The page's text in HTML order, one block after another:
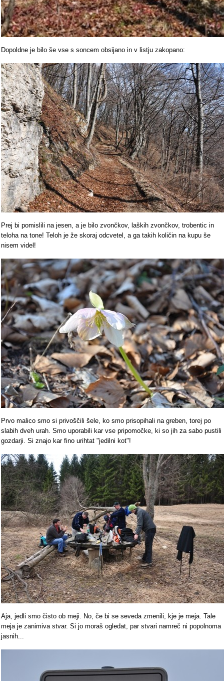
Dopoldne je bilo še vse s soncem obsijano in v listju zakopano:
Prej bi pomislili na jesen, a je bilo zvončkov, laških zvončkov, trobentic in
teloha na tone! Teloh je že skoraj odcvetel, a ga takih količin na kupu še
nisem videl!
Prvo malico smo si privoščili šele, ko smo prisopihali na greben, torej po
slabih dveh urah. Smo uporabili kar vse pripomočke, ki so jih za sabo pustili
gozdarji. Si znajo kar fino urihtat "jedilni kot"!
Aja, jedli smo čisto ob meji. No, če bi se seveda zmenili, kje je meja. Tale
meja je zanimiva stvar. Si jo moraš ogledat, par stvari namreč ni popolnoma
jasnih...